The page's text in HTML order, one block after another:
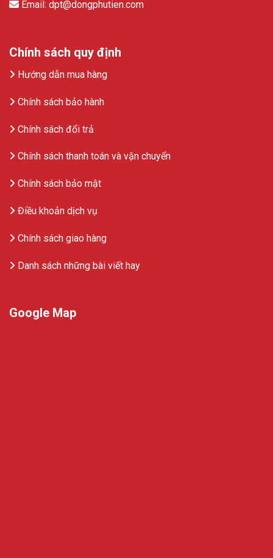
Email: dpt@dongphutien.com
Chính sách quy định
Hướng dẫn mua hàng
Chính sách bảo hành
Chính sách đổi trả
Chính sách thanh toán và vận chuyển
Chính sách bảo mật
Điều khoản dịch vụ
Chính sách giao hàng
Danh sách những bài viết hay
Google Map